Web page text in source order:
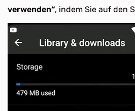
verwenden“, indem Sie auf den